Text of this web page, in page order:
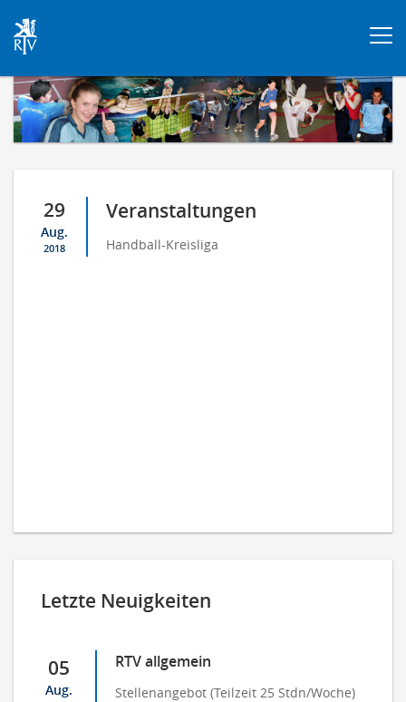
29
Aug.
2018
Veranstaltungen
Handball-Kreisliga
Letzte Neuigkeiten
05
Aug.
RTV allgemein
Stellenangebot (Teilzeit 25 Stdn/Woche)